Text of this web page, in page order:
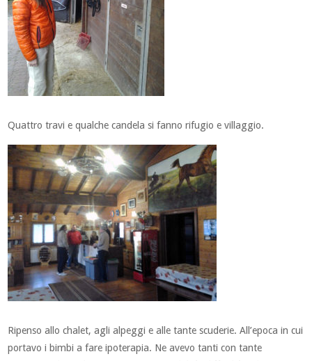
Quattro travi e qualche candela si fanno rifugio e villaggio.
Ripenso allo chalet, agli alpeggi e alle tante scuderie. All’epoca in cui
portavo i bimbi a fare ipoterapia. Ne avevo tanti con tante